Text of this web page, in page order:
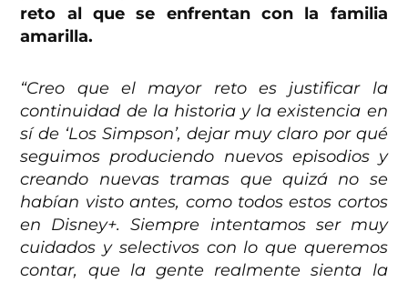
reto al que se enfrentan con la familia
amarilla.
“Creo que el mayor reto es justificar la
continuidad de la historia y la existencia en
sí de ‘Los Simpson’, dejar muy claro por qué
seguimos produciendo nuevos episodios y
creando nuevas tramas que quizá no se
habían visto antes, como todos estos cortos
en Disney+. Siempre intentamos ser muy
cuidados y selectivos con lo que queremos
contar, que la gente realmente sienta la